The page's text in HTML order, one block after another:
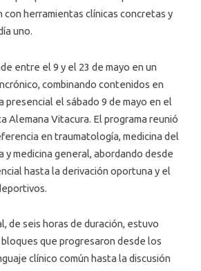
herramientas clínicas concretas y
uno.
entre el 9 y el 23 de mayo en un
combinando contenidos en
presencial el sábado 9 de mayo en el
Alemana Vitacura. El programa reunió
en traumatología, medicina del
y medicina general, abordando desde
hasta la derivación oportuna y el
de seis horas de duración, estuvo
que progresaron desde los
clínico común hasta la discusión